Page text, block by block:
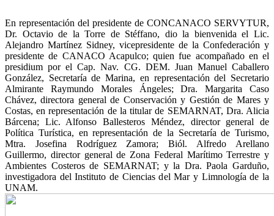
En representación del presidente de CONCANACO SERVYTUR,
Dr. Octavio de la Torre de Stéffano, dio la bienvenida el Lic.
Alejandro Martínez Sidney, vicepresidente de la Confederación y
presidente de CANACO Acapulco; quien fue acompañado en el
presidium por el Cap. Nav. CG. DEM. Juan Manuel Caballero
González, Secretaría de Marina, en representación del Secretario
Almirante Raymundo Morales Ángeles; Dra. Margarita Caso
Chávez, directora general de Conservación y Gestión de Mares y
Costas, en representación de la titular de SEMARNAT, Dra. Alicia
Bárcena; Lic. Alfonso Ballesteros Méndez, director general de
Política Turística, en representación de la Secretaría de Turismo,
Mtra. Josefina Rodríguez Zamora; Biól. Alfredo Arellano
Guillermo, director general de Zona Federal Marítimo Terrestre y
Ambientes Costeros de SEMARNAT; y la Dra. Paola Garduño,
investigadora del Instituto de Ciencias del Mar y Limnología de la
UNAM.